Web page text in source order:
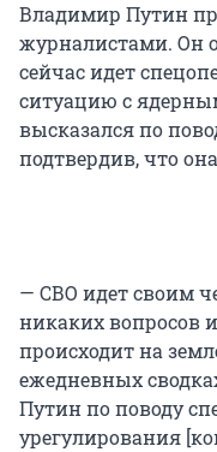
Владимир Путин
журналистами. Он
сейчас идет
ситуацию с
высказался по
подтвердив, что
— СВО идет своим
никаких вопросов
происходит на
ежедневных
Путин по поводу
урегулирования